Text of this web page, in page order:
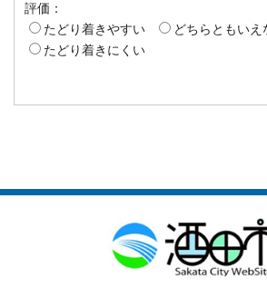
評価：
たどり着きやすい
どちらともいえ
たどり着きにくい